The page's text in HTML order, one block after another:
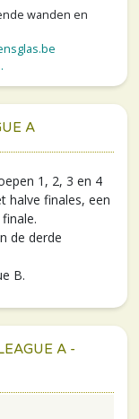
wanden en
A
1, 2, 3 en 4
halve finales, een
de derde
B.
A -